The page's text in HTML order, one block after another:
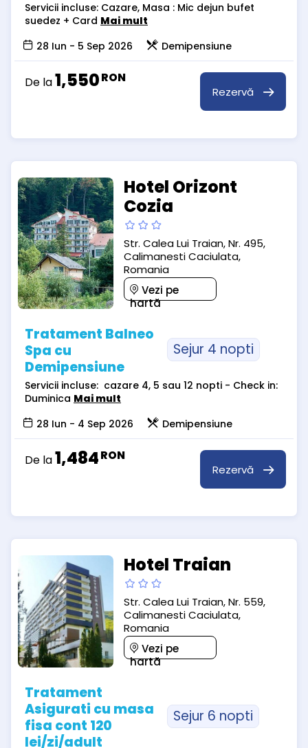
Servicii incluse: Cazare, Masa : Mic dejun bufet
suedez + Card Mai mult
28 Iun - 5 Sep 2026
Demipensiune
De la1,550RON
Rezervă
Hotel Orizont
Cozia
Str. Calea Lui Traian, Nr. 495,
Calimanesti Caciulata,
Romania
Vezi pe
hartă
Tratament Balneo
Spa cu
Demipensiune
Sejur 4 nopti
Servicii incluse: cazare 4, 5 sau 12 nopti - Check in:
Duminica Mai mult
28 Iun - 4 Sep 2026
Demipensiune
De la1,484RON
Rezervă
Hotel Traian
Str. Calea Lui Traian, Nr. 559,
Calimanesti Caciulata,
Romania
Vezi pe
hartă
Tratament
Asigurati cu masa
fisa cont 120
lei/zi/adult
Sejur 6 nopti